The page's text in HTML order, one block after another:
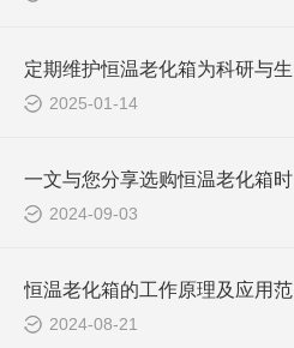
2025-01-14
2024-09-03
2024-08-21